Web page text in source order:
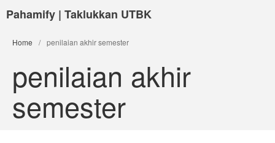
Pahamify | Taklukkan UTBK
Home / penilaian akhir semester
penilaian akhir
semester